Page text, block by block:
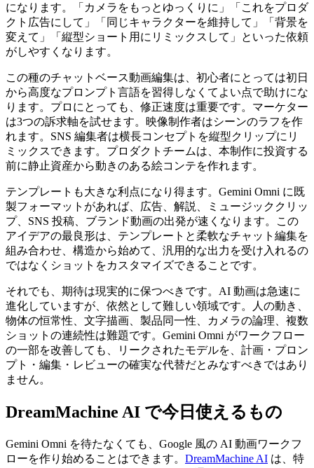
になります。「カメラをもっとゆっくりに」「これをプロダ
クト広告にして」「同じキャラクターを維持して」「背景を
変えて」「縦型ショート用にリミックスして」といった依頼
がしやすくなります。
この種のチャットベース動画編集は、初心者にとっては初日
から高度なプロンプト言語を習得しなくてよい点で助けにな
ります。プロにとっても、修正速度は重要です。マーケター
は3つの訴求軸を試せます。映像制作者はシーンのラフを作
れます。SNS 編集者は横長コンセプトを縦型クリップにリ
ミックスできます。プロダクトチームは、本制作に投資する
前に静止資産から動きのある絵コンテを作れます。
テンプレートも大きな利点になり得ます。Gemini Omni に既
製フォーマットがあれば、広告、解説、ミュージッククリッ
プ、SNS 投稿、ブランド動画の出発が速くなります。この
アイデアの最良形は、テンプレートと柔軟なチャット編集を
組み合わせ、構造から始めて、汎用的な出力を受け入れるの
ではなくショットをカスタマイズできることです。
それでも、期待は現実的に保つべきです。AI 動画は急速に
進化していますが、依然として難しい領域です。人の動き、
物体の恒常性、文字描画、製品同一性、カメラの論理、複数
ショットの連続性は難題です。Gemini Omni がワークフロー
の一部を改善しても、リークされたモデルを、計画・プロン
プト・編集・レビューの確実な代替だとみなすべきではあり
ません。
DreamMachine AI で今日使えるもの
Gemini Omni を待たなくても、Google 風の AI 動画ワークフ
ローを作り始めることはできます。 DreamMachine AI は、特